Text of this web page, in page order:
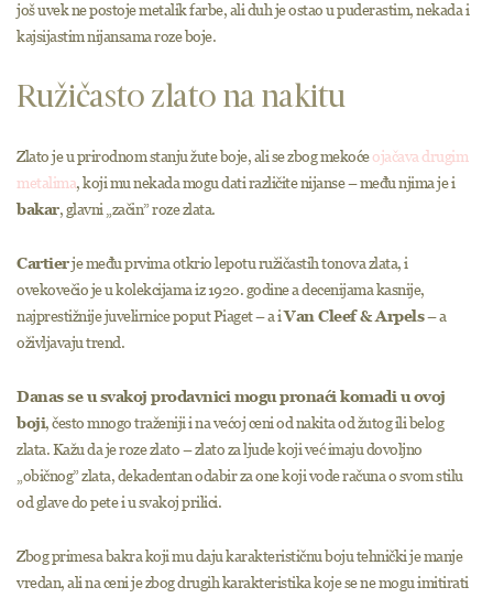
još uvek ne postoje metalik farbe, ali duh je ostao u puderastim, nekada i
kajsijastim nijansama roze boje.
Ružičasto zlato na nakitu
Zlato je u prirodnom stanju žute boje, ali se zbog mekoćeojačava drugim
metalima, koji mu nekada mogu dati različite nijanse – među njima je i
bakar, glavni „začin” roze zlata.
Cartierje među prvima otkrio lepotu ružičastih tonova zlata, i
ovekovečio je u kolekcijama iz 1920. godine a decenijama kasnije,
najprestižnije juvelirnice poput Piaget – a iVan Cleef & Arpels– a
oživljavaju trend.
Danas se u svakoj prodavnici mogu pronaći komadi u ovoj
boji, često mnogo traženiji i na većoj ceni od nakita od žutog ili belog
zlata. Kažu da je roze zlato – zlato za ljude koji već imaju dovoljno
„običnog” zlata, dekadentan odabir za one koji vode računa o svom stilu
od glave do pete i u svakoj prilici.
Zbog primesa bakra koji mu daju karakterističnu boju tehnički je manje
vredan, ali na ceni je zbog drugih karakteristika koje se ne mogu imitirati